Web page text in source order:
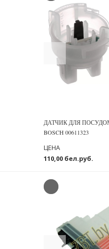
Previous
ДАТЧИК ДЛЯ
BOSCH 00611323
110,00 бел.руб.
ЦЕНА
Previous